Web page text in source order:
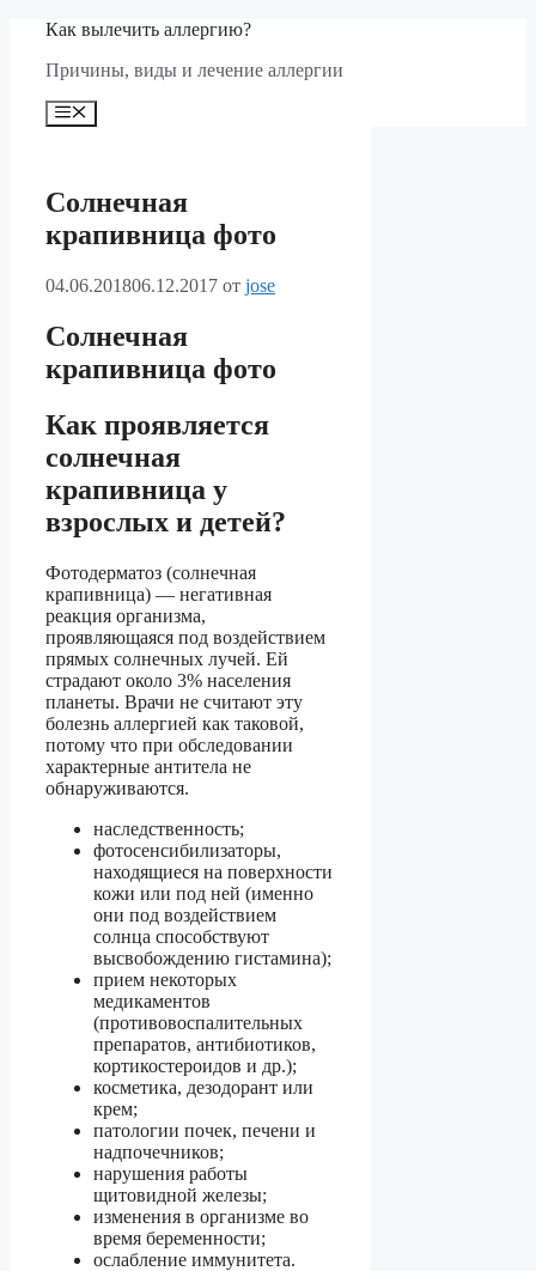
Перейти
содержимому
Как вылечить аллергию?
Причины, виды и лечение аллергии
Меню
Солнечная
крапивница фото
04.06.201806.12.2017 от jose
Солнечная
крапивница фото
Как проявляется
солнечная
крапивница у
взрослых и детей?
Фотодерматоз (солнечная
крапивница) — негативная
реакция организма,
проявляющаяся под воздействием
прямых солнечных лучей. Ей
страдают около 3% населения
планеты. Врачи не считают эту
болезнь аллергией как таковой,
потому что при обследовании
характерные антитела не
обнаруживаются.
наследственность;
фотосенсибилизаторы,
находящиеся на поверхности
кожи или под ней (именно
они под воздействием
солнца способствуют
высвобождению гистамина);
прием некоторых
медикаментов
(противовоспалительных
препаратов, антибиотиков,
кортикостероидов и др.);
косметика, дезодорант или
крем;
патологии почек, печени и
надпочечников;
нарушения работы
щитовидной железы;
изменения в организме во
время беременности;
ослабление иммунитета.